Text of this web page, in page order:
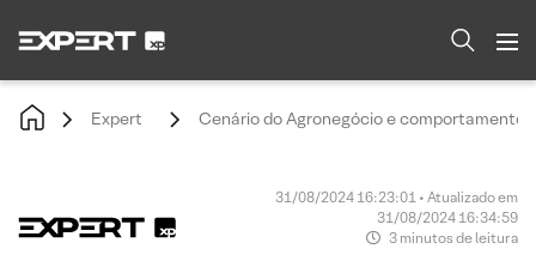
Expert Cenário do Agronegócio e comportamento
31/08/2024 16:23:01 • Atualizado em
31/08/2024 16:34:59
3 minutos de leitura